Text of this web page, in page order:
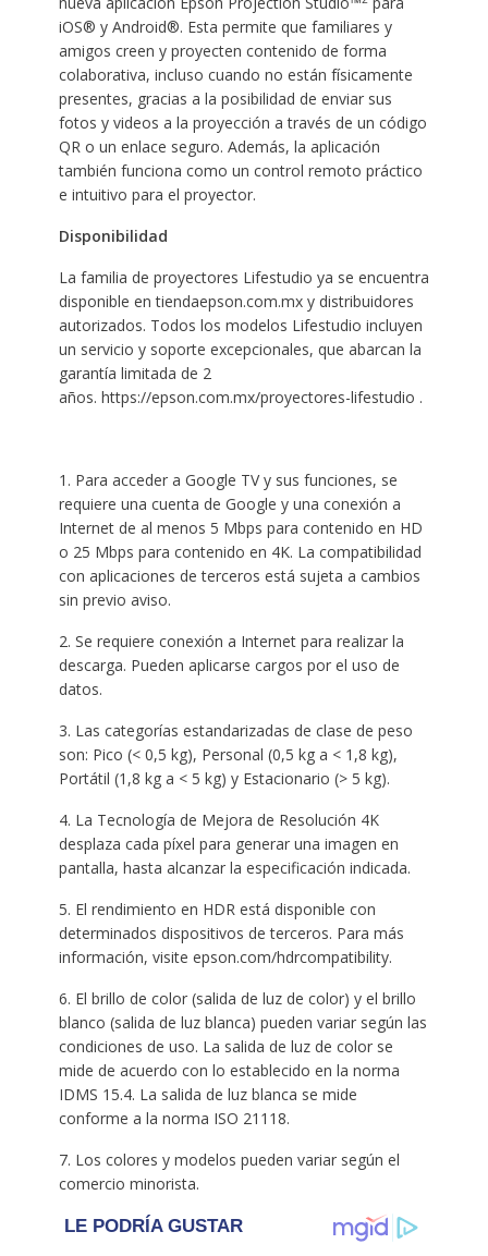
iOS® y Android®. Esta permite que familiares y
amigos creen y proyecten contenido de forma
colaborativa, incluso cuando no están físicamente
presentes, gracias a la posibilidad de enviar sus
fotos y videos a la proyección a través de un código
QR o un enlace seguro. Además, la aplicación
también funciona como un control remoto práctico
e intuitivo para el proyector.
Disponibilidad
La familia de proyectores Lifestudio ya se encuentra
disponible en tiendaepson.com.mx y distribuidores
autorizados. Todos los modelos Lifestudio incluyen
un servicio y soporte excepcionales, que abarcan la
garantía limitada de 2
años. https://epson.com.mx/proyectores-lifestudio .
1. Para acceder a Google TV y sus funciones, se
requiere una cuenta de Google y una conexión a
Internet de al menos 5 Mbps para contenido en HD
o 25 Mbps para contenido en 4K. La compatibilidad
con aplicaciones de terceros está sujeta a cambios
sin previo aviso.
2. Se requiere conexión a Internet para realizar la
descarga. Pueden aplicarse cargos por el uso de
datos.
3. Las categorías estandarizadas de clase de peso
son: Pico (< 0,5 kg), Personal (0,5 kg a < 1,8 kg),
Portátil (1,8 kg a < 5 kg) y Estacionario (> 5 kg).
4. La Tecnología de Mejora de Resolución 4K
desplaza cada píxel para generar una imagen en
pantalla, hasta alcanzar la especificación indicada.
5. El rendimiento en HDR está disponible con
determinados dispositivos de terceros. Para más
información, visite epson.com/hdrcompatibility. ​
6. El brillo de color (salida de luz de color) y el brillo
blanco (salida de luz blanca) pueden variar según las
condiciones de uso. La salida de luz de color se
mide de acuerdo con lo establecido en la norma
IDMS 15.4. La salida de luz blanca se mide
conforme a la norma ISO 21118.
7. Los colores y modelos pueden variar según el
comercio minorista.